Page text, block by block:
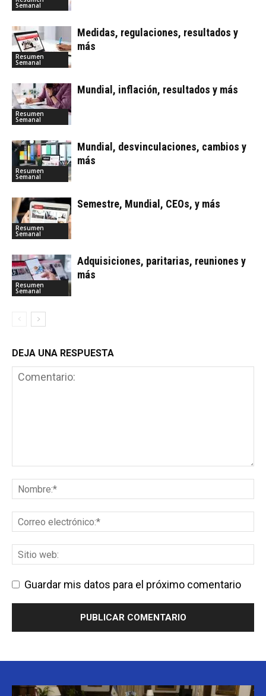
Semanal
Resumen
Semanal
Medidas, regulaciones, resultados y
más
Resumen
Semanal
Mundial, inflación, resultados y más
Resumen
Semanal
Mundial, desvinculaciones, cambios y
más
Resumen
Semanal
Semestre, Mundial, CEOs, y más
Resumen
Semanal
Adquisiciones, paritarias, reuniones y
más
DEJA UNA RESPUESTA
Guardar mis datos para el próximo comentario